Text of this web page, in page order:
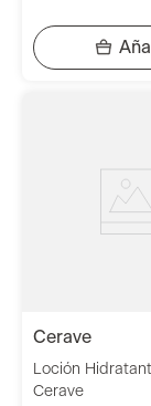
cerave
Loción
Cerave